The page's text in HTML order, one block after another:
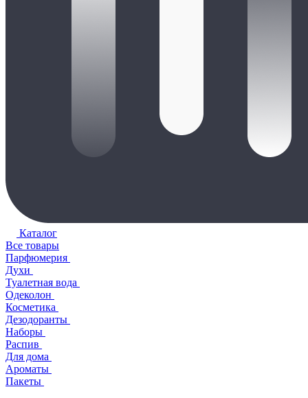
Каталог
Все товары
Парфюмерия
Духи
Туалетная вода
Одеколон
Косметика
Дезодоранты
Наборы
Распив
Для дома
Ароматы
Пакеты